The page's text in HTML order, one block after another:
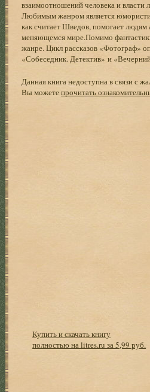
взаимоотношений человека и
Любимым жанром является
как считает Шведов, помогает людям
меняющемся мире.Помимо
жанре. Цикл рассказов «Фотограф»
«Собеседник. Детектив» и
Данная книга недоступна в связи с
Вы можетепрочитать
Купить и скачать книгу
полностью на litres.ru за 5,99 руб.